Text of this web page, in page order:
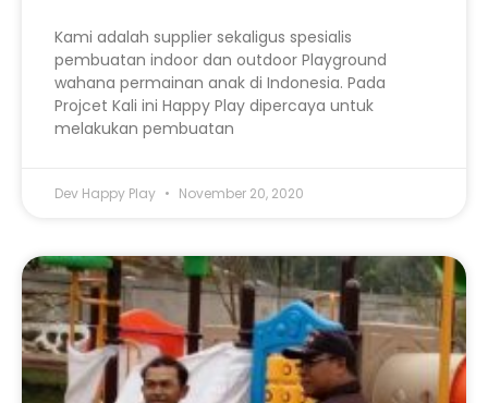
Kami adalah supplier sekaligus spesialis
pembuatan indoor dan outdoor Playground
wahana permainan anak di Indonesia. Pada
Projcet Kali ini Happy Play dipercaya untuk
melakukan pembuatan
Dev Happy Play November 20, 2020